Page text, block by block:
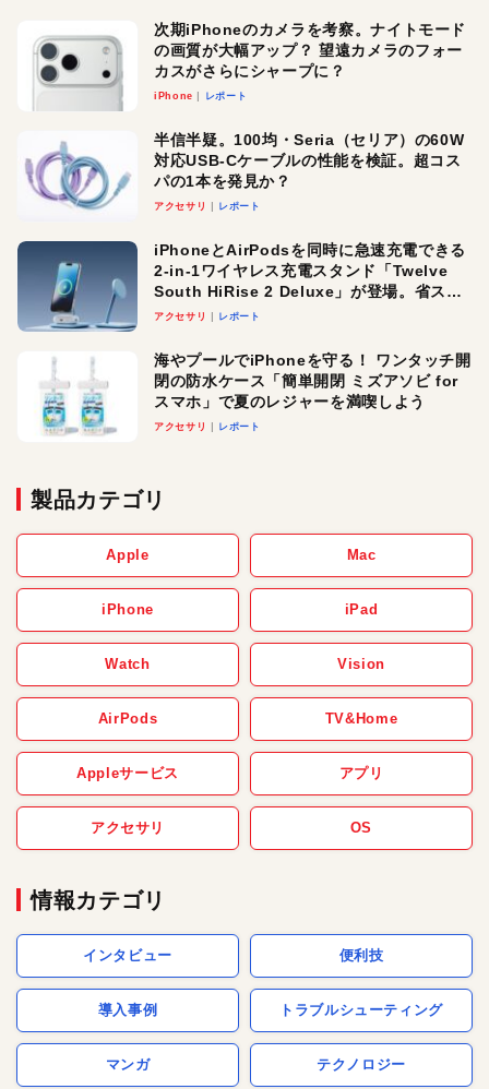
次期iPhoneのカメラを考察。ナイトモード
の画質が大幅アップ？ 望遠カメラのフォー
カスがさらにシャープに？
iPhone レポート
半信半疑。100均・Seria（セリア）の60W
対応USB-Cケーブルの性能を検証。超コス
パの1本を発見か？
アクセサリ レポート
iPhoneとAirPodsを同時に急速充電できる
2-in-1ワイヤレス充電スタンド「Twelve
South HiRise 2 Deluxe」が登場。省スペ
ースでおしゃれに充電したい人にオスス
アクセサリ レポート
海やプールでiPhoneを守る！ ワンタッチ開
閉の防水ケース「簡単開閉 ミズアソビ for
スマホ」で夏のレジャーを満喫しよう
アクセサリ レポート
製品カテゴリ
Apple Mac
iPhone iPad
Watch Vision
AirPods TV&Home
Appleサービス アプリ
アクセサリ OS
情報カテゴリ
インタビュー 便利技
導入事例 トラブルシューティング
マンガ テクノロジー